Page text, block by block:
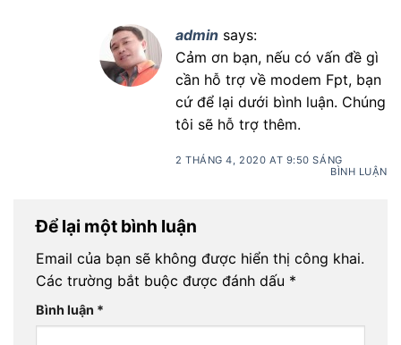
admin says:
Cảm ơn bạn, nếu có vấn đề gì
cần hỗ trợ về modem Fpt, bạn
cứ để lại dưới bình luận. Chúng
tôi sẽ hỗ trợ thêm.
2 THÁNG 4, 2020 AT 9:50 SÁNG
BÌNH LUẬN
Để lại một bình luận
Email của bạn sẽ không được hiển thị công khai.
Các trường bắt buộc được đánh dấu *
Bình luận *